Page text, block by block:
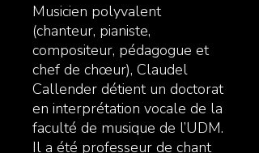
Musicien polyvalent
(chanteur, pianiste,
compositeur, pédagogue et
chef de chœur), Claudel
Callender détient un doctorat
en interprétation vocale de la
faculté de musique de l’UDM.
Il a été professeur de chant